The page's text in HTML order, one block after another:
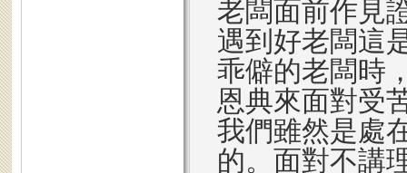
老闆面前作見
遇到好老闆這
乖僻的老闆時
恩典來面對受
我們雖然是處
的。面對不講